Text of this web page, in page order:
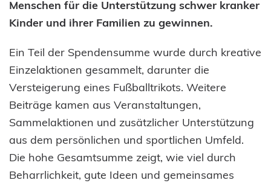
Menschen für die Unterstützung schwer kranker
Kinder und ihrer Familien zu gewinnen.
Ein Teil der Spendensumme wurde durch kreative
Einzelaktionen gesammelt, darunter die
Versteigerung eines Fußballtrikots. Weitere
Beiträge kamen aus Veranstaltungen,
Sammelaktionen und zusätzlicher Unterstützung
aus dem persönlichen und sportlichen Umfeld.
Die hohe Gesamtsumme zeigt, wie viel durch
Beharrlichkeit, gute Ideen und gemeinsames